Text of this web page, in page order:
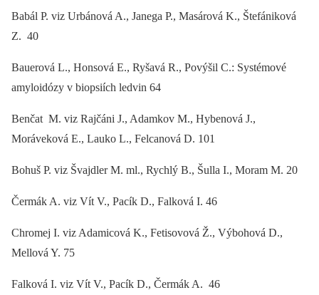
Babál P. viz Urbánová A., Janega P., Masárová K., Štefániková
Z. 40
Bauerová L., Honsová E., Ryšavá R., Povýšil C.: Systémové
amyloidózy v biopsiích ledvin 64
Benčat M. viz Rajčáni J., Adamkov M., Hybenová J.,
Moráveková E., Lauko L., Felcanová D. 101
Bohuš P. viz Švajdler M. ml., Rychlý B., Šulla I., Moram M. 20
Čermák A. viz Vít V., Pacík D., Falková I. 46
Chromej I. viz Adamicová K., Fetisovová Ž., Výbohová D.,
Mellová Y. 75
Falková I. viz Vít V., Pacík D., Čermák A. 46